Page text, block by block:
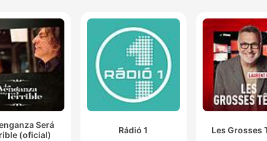
Será
(oficial)
Rádió 1 Les Grosses